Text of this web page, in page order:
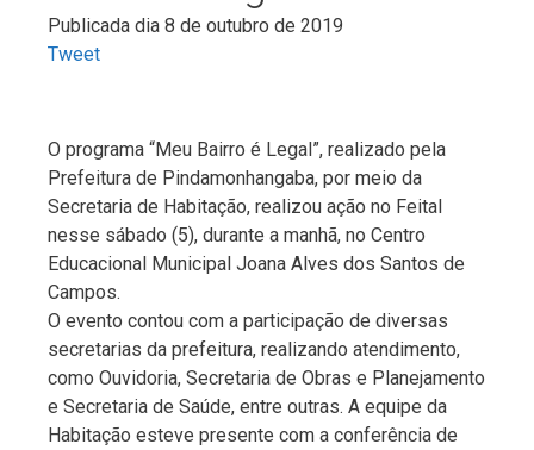
Publicada dia 8 de outubro de 2019
Tweet
O programa “Meu Bairro é Legal”, realizado pela
Prefeitura de Pindamonhangaba, por meio da
Secretaria de Habitação, realizou ação no Feital
nesse sábado (5), durante a manhã, no Centro
Educacional Municipal Joana Alves dos Santos de
Campos.
O evento contou com a participação de diversas
secretarias da prefeitura, realizando atendimento,
como Ouvidoria, Secretaria de Obras e Planejamento
e Secretaria de Saúde, entre outras. A equipe da
Habitação esteve presente com a conferência de